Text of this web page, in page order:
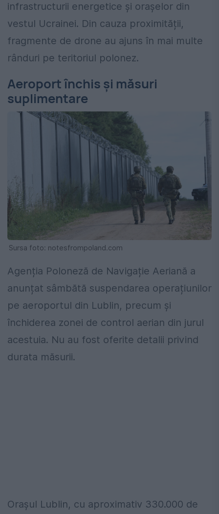
infrastructurii energetice și orașelor din
vestul Ucrainei. Din cauza proximității,
fragmente de drone au ajuns în mai multe
rânduri pe teritoriul polonez.
Aeroport închis și măsuri
suplimentare
Sursa foto: notesfrompoland.com
Agenția Poloneză de Navigație Aeriană a
anunțat sâmbătă suspendarea operațiunilor
pe aeroportul din Lublin, precum și
închiderea zonei de control aerian din jurul
acestuia. Nu au fost oferite detalii privind
durata măsurii.
Orașul Lublin, cu aproximativ 330.000 de